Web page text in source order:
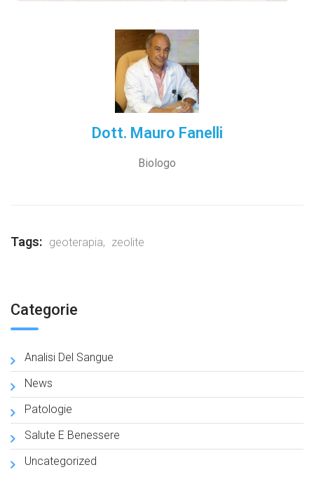
Dott. Mauro Fanelli
Biologo
Tags: geoterapia, zeolite
Categorie
Analisi Del Sangue
News
Patologie
Salute E Benessere
Uncategorized